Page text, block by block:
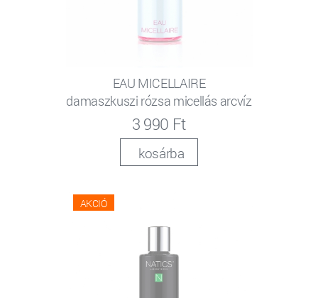
EAU MICELLAIRE
damaszkuszi rózsa micellás arcvíz
3 990 Ft
kosárba
AKCIÓ